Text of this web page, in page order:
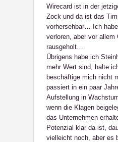
Wirecard ist in der
Zock und da ist das
vorhersehbar… Ich
verloren, aber vor allem
rausgeholt…
Übrigens habe ich
mehr Wert sind, halte
beschäftige mich nicht
passiert in ein paar
Aufstellung in
wenn die Klagen
das Unternehmen
Potenzial klar da ist,
vielleicht noch, aber es